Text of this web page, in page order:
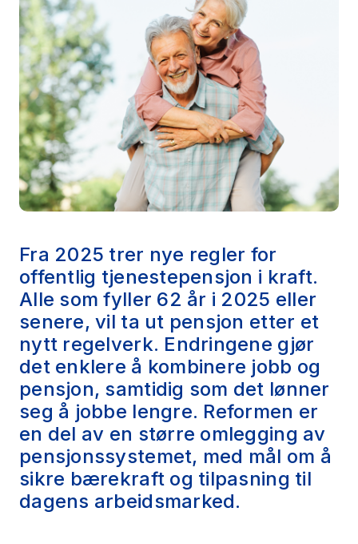
Fra 2025 trer nye regler for
offentlig tjenestepensjon i kraft.
Alle som fyller 62 år i 2025 eller
senere, vil ta ut pensjon etter et
nytt regelverk. Endringene gjør
det enklere å kombinere jobb og
pensjon, samtidig som det lønner
seg å jobbe lengre. Reformen er
en del av en større omlegging av
pensjonssystemet, med mål om å
sikre bærekraft og tilpasning til
dagens arbeidsmarked.